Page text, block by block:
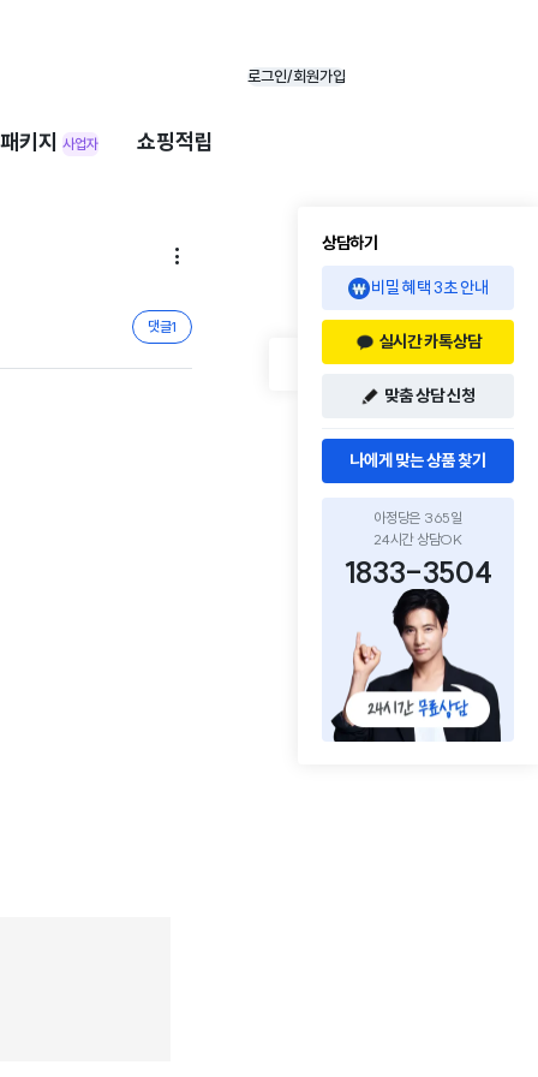
로그인/회원가입
키지 사업자 쇼핑적립

댓글1
상담하기
비밀 혜택 3초 안내
실시간 카톡상담
맞춤 상담 신청
나에게 맞는 상품 찾기
아정당은 365일
24시간 상담OK
1833-3504